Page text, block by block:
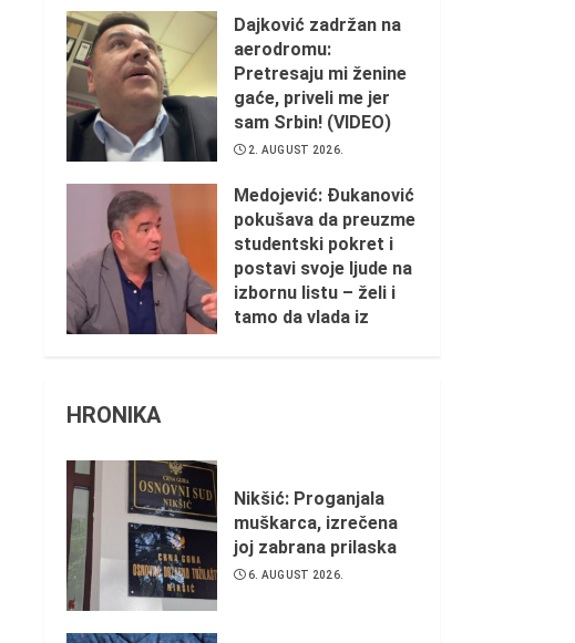
2. AUGUST 2026.
Dajković zadržan na
aerodromu:
Pretresaju mi ženine
gaće, priveli me jer
sam Srbin! (VIDEO)
2. AUGUST 2026.
Medojević: Đukanović
pokušava da preuzme
studentski pokret i
postavi svoje ljude na
izbornu listu – želi i
tamo da vlada iz
HRONIKA
Nikšić: Proganjala
muškarca, izrečena
joj zabrana prilaska
6. AUGUST 2026.